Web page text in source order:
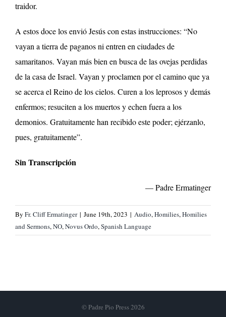
traidor.
A estos doce los envió Jesús con estas instrucciones: “No
vayan a tierra de paganos ni entren en ciudades de
samaritanos. Vayan más bien en busca de las ovejas perdidas
de la casa de Israel. Vayan y proclamen por el camino que ya
se acerca el Reino de los cielos. Curen a los leprosos y demás
enfermos; resuciten a los muertos y echen fuera a los
demonios. Gratuitamente han recibido este poder; ejérzanlo,
pues, gratuitamente”.
Sin Transcripción
— Padre Ermatinger
By Fr. Cliff Ermatinger | June 19th, 2023 | Audio,Homilies,Homilies
and Sermons,NO,Novus Ordo,Spanish Language
© Padre Pio Press 2026